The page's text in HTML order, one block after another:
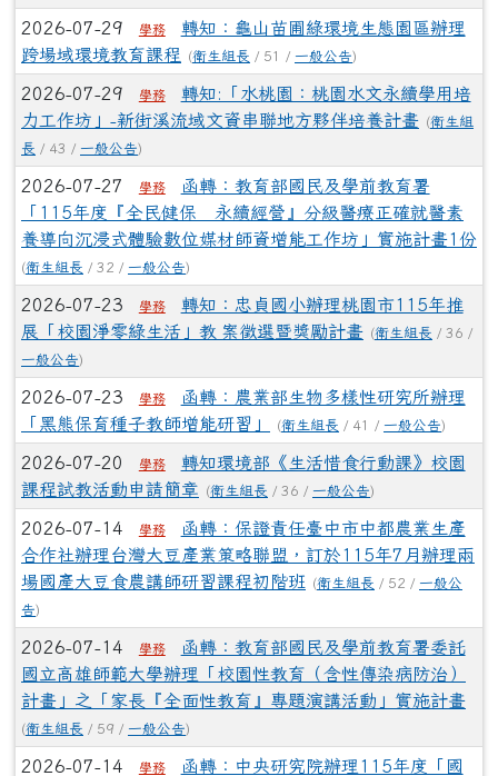
2026-07-29 學務
轉知：龜山苗圃綠環境生態園區辦理
跨場域環境教育課程
(衛生組長 / 51 / 一般公告)
2026-07-29 學務
轉知:「水桃園：桃園水文永續學用培
力工作坊」-新街溪流域文資串聯地方夥伴培養計畫 (衛生組
長 / 43 / 一般公告)
2026-07-27 學務
函轉：教育部國民及學前教育署
「115年度『全民健保 永續經營』分級醫療正確就醫素
養導向沉浸式體驗數位媒材師資增能工作坊」實施計畫1份
(衛生組長 / 32 / 一般公告)
2026-07-23 學務
轉知：忠貞國小辦理桃園市115年推
展「校園淨零綠生活」教 案徵選暨獎勵計畫 (衛生組長 / 36 /
一般公告)
2026-07-23 學務
函轉：農業部生物多樣性研究所辦理
「黑熊保育種子教師增能研習」
(衛生組長 / 41 / 一般公告)
2026-07-20 學務
轉知環境部《生活惜食行動課》校園
課程試教活動申請簡章
(衛生組長 / 36 / 一般公告)
2026-07-14 學務
函轉：保證責任臺中市中都農業生產
合作社辦理台灣大豆產業策略聯盟，訂於115年7月辦理兩
場國產大豆食農講師研習課程初階班
(衛生組長 / 52 / 一般公
告)
2026-07-14 學務
函轉：教育部國民及學前教育署委託
國立高雄師範大學辦理「校園性教育（含性傳染病防治）
計畫」之「家長『全面性教育』專題演講活動」實施計畫
(衛生組長 / 59 / 一般公告)
2026-07-14 學務
函轉：中央研究院辦理115年度「國